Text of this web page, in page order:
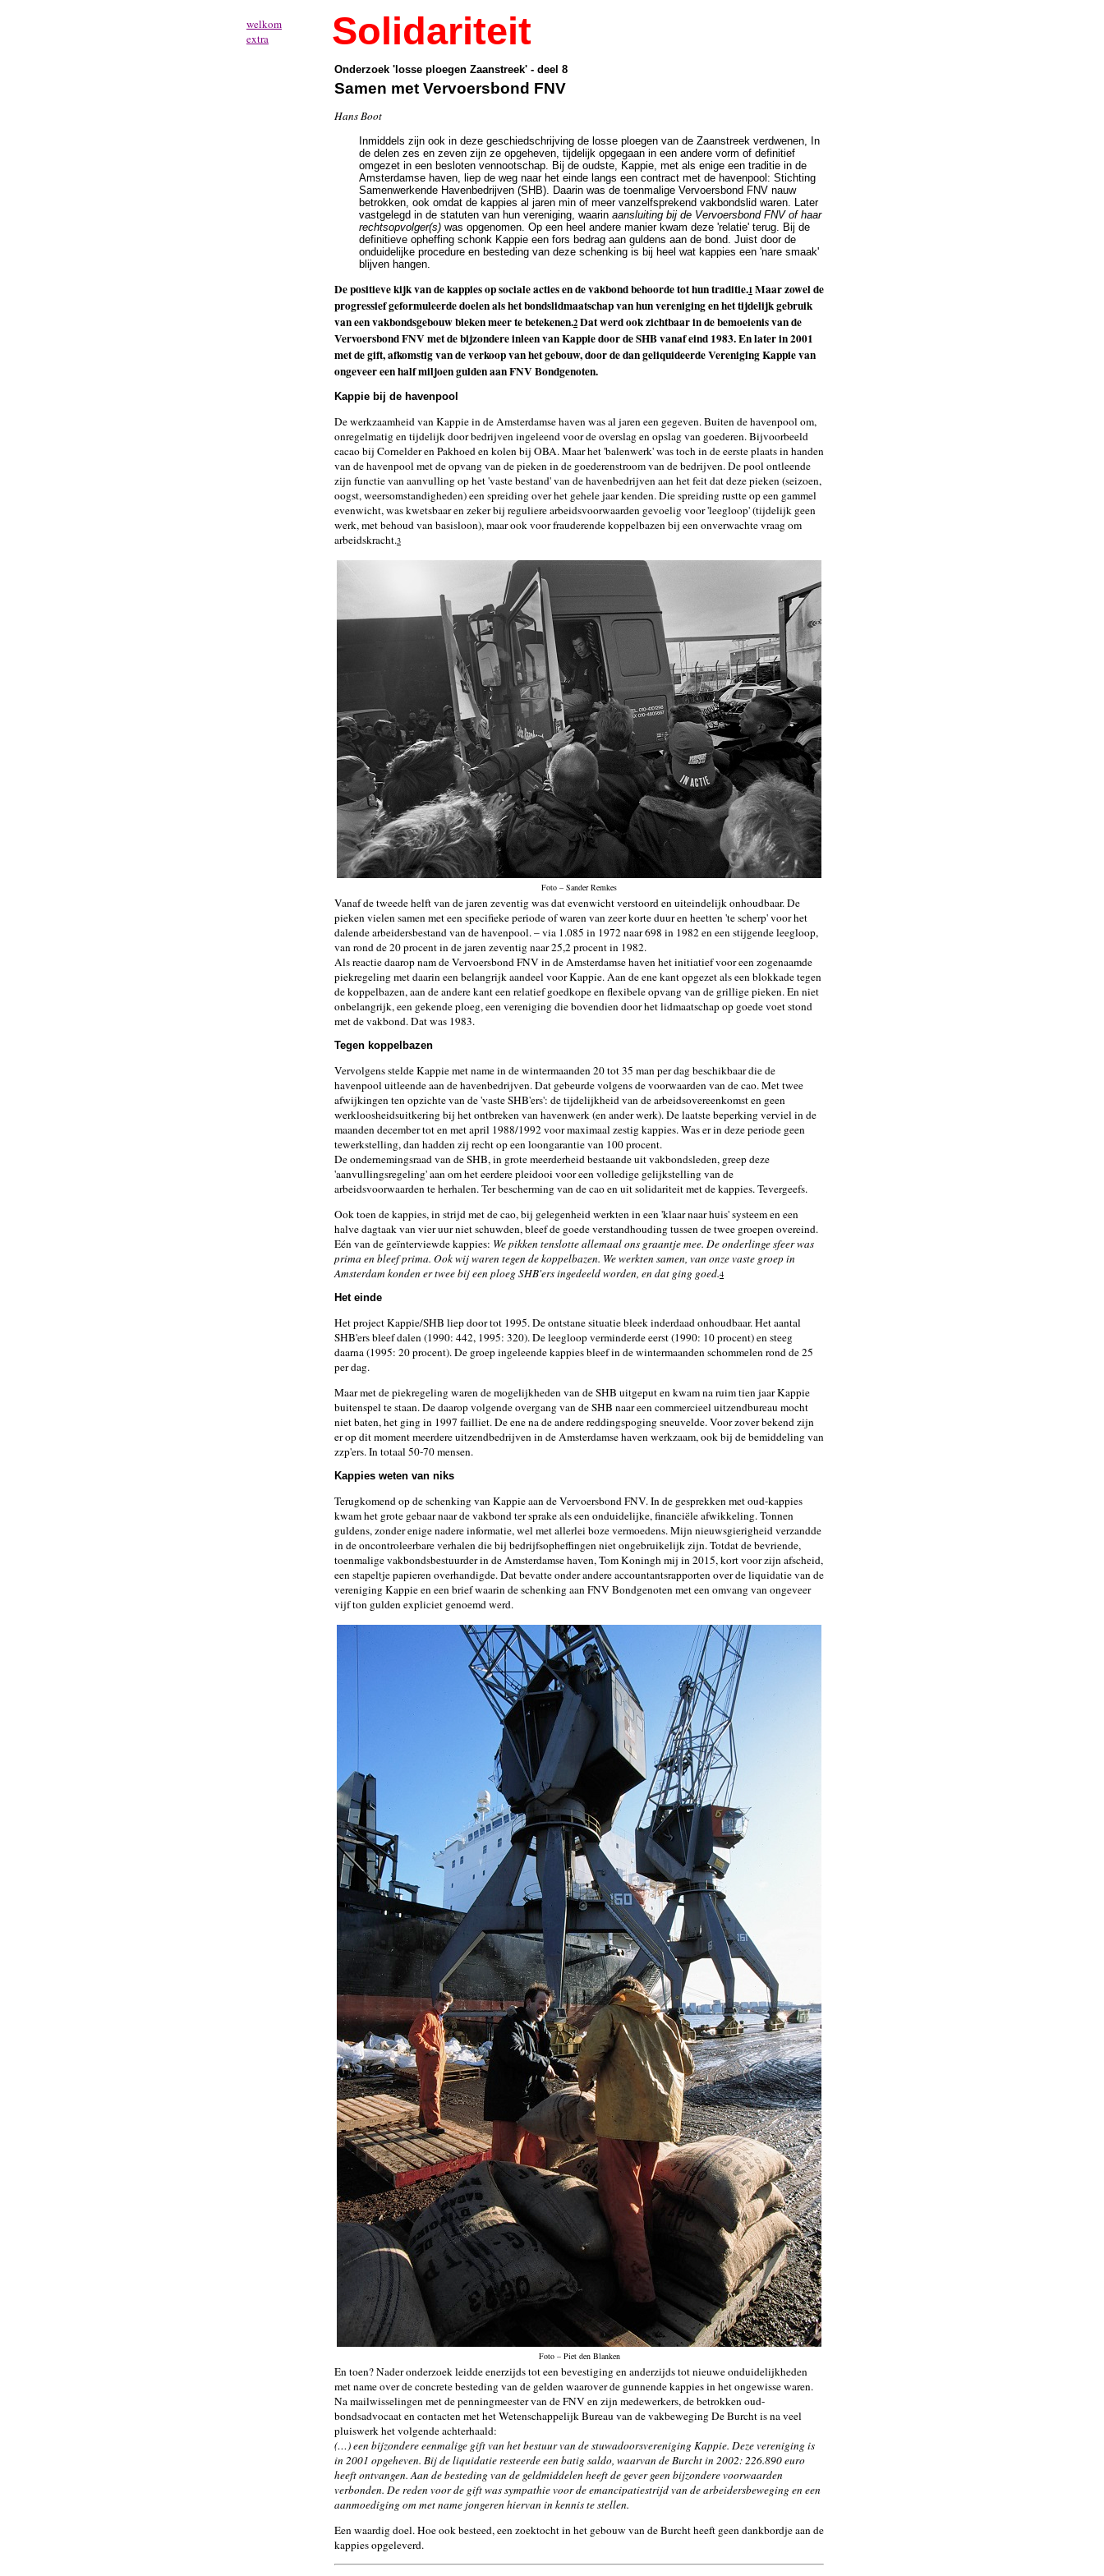
welkom
extra
Solidariteit
Onderzoek 'losse ploegen Zaanstreek' - deel 8
Samen met Vervoersbond FNV
Hans Boot
Inmiddels zijn ook in deze geschiedschrijving de losse ploegen van de Zaanstreek verdwenen, In
de delen zes en zeven zijn ze opgeheven, tijdelijk opgegaan in een andere vorm of definitief
omgezet in een besloten vennootschap. Bij de oudste, Kappie, met als enige een traditie in de
Amsterdamse haven, liep de weg naar het einde langs een contract met de havenpool: Stichting
Samenwerkende Havenbedrijven (SHB). Daarin was de toenmalige Vervoersbond FNV nauw
betrokken, ook omdat de kappies al jaren min of meer vanzelfsprekend vakbondslid waren. Later
vastgelegd in de statuten van hun vereniging, waarin aansluiting bij de Vervoersbond FNV of haar
rechtsopvolger(s) was opgenomen. Op een heel andere manier kwam deze 'relatie' terug. Bij de
definitieve opheffing schonk Kappie een fors bedrag aan guldens aan de bond. Juist door de
onduidelijke procedure en besteding van deze schenking is bij heel wat kappies een 'nare smaak'
blijven hangen.
De positieve kijk van de kappies op sociale acties en de vakbond behoorde tot hun traditie.1Maar zowel de
progressief geformuleerde doelen als het bondslidmaatschap van hun vereniging en het tijdelijk gebruik
van een vakbondsgebouw bleken meer te betekenen.2Dat werd ook zichtbaar in de bemoeienis van de
Vervoersbond FNV met de bijzondere inleen van Kappie door de SHB vanaf eind 1983. En later in 2001
met de gift, afkomstig van de verkoop van het gebouw, door de dan geliquideerde Vereniging Kappie van
ongeveer een half miljoen gulden aan FNV Bondgenoten.
Kappie bij de havenpool
De werkzaamheid van Kappie in de Amsterdamse haven was al jaren een gegeven. Buiten de havenpool om,
onregelmatig en tijdelijk door bedrijven ingeleend voor de overslag en opslag van goederen. Bijvoorbeeld
cacao bij Cornelder en Pakhoed en kolen bij OBA. Maar het 'balenwerk' was toch in de eerste plaats in handen
van de havenpool met de opvang van de pieken in de goederenstroom van de bedrijven. De pool ontleende
zijn functie van aanvulling op het 'vaste bestand' van de havenbedrijven aan het feit dat deze pieken (seizoen,
oogst, weersomstandigheden) een spreiding over het gehele jaar kenden. Die spreiding rustte op een gammel
evenwicht, was kwetsbaar en zeker bij reguliere arbeidsvoorwaarden gevoelig voor 'leegloop' (tijdelijk geen
werk, met behoud van basisloon), maar ook voor frauderende koppelbazen bij een onverwachte vraag om
arbeidskracht.3
Foto – Sander Remkes
Vanaf de tweede helft van de jaren zeventig was dat evenwicht verstoord en uiteindelijk onhoudbaar. De
pieken vielen samen met een specifieke periode of waren van zeer korte duur en heetten 'te scherp' voor het
dalende arbeidersbestand van de havenpool. – via 1.085 in 1972 naar 698 in 1982 en een stijgende leegloop,
van rond de 20 procent in de jaren zeventig naar 25,2 procent in 1982.
Als reactie daarop nam de Vervoersbond FNV in de Amsterdamse haven het initiatief voor een zogenaamde
piekregeling met daarin een belangrijk aandeel voor Kappie. Aan de ene kant opgezet als een blokkade tegen
de koppelbazen, aan de andere kant een relatief goedkope en flexibele opvang van de grillige pieken. En niet
onbelangrijk, een gekende ploeg, een vereniging die bovendien door het lidmaatschap op goede voet stond
met de vakbond. Dat was 1983.
Tegen koppelbazen
Vervolgens stelde Kappie met name in de wintermaanden 20 tot 35 man per dag beschikbaar die de
havenpool uitleende aan de havenbedrijven. Dat gebeurde volgens de voorwaarden van de cao. Met twee
afwijkingen ten opzichte van de 'vaste SHB'ers': de tijdelijkheid van de arbeidsovereenkomst en geen
werkloosheidsuitkering bij het ontbreken van havenwerk (en ander werk). De laatste beperking verviel in de
maanden december tot en met april 1988/1992 voor maximaal zestig kappies. Was er in deze periode geen
tewerkstelling, dan hadden zij recht op een loongarantie van 100 procent.
De ondernemingsraad van de SHB, in grote meerderheid bestaande uit vakbondsleden, greep deze
'aanvullingsregeling' aan om het eerdere pleidooi voor een volledige gelijkstelling van de
arbeidsvoorwaarden te herhalen. Ter bescherming van de cao en uit solidariteit met de kappies. Tevergeefs.
Ook toen de kappies, in strijd met de cao, bij gelegenheid werkten in een 'klaar naar huis' systeem en een
halve dagtaak van vier uur niet schuwden, bleef de goede verstandhouding tussen de twee groepen overeind.
Eén van de geïnterviewde kappies: We pikken tenslotte allemaal ons graantje mee. De onderlinge sfeer was
prima en bleef prima. Ook wij waren tegen de koppelbazen. We werkten samen, van onze vaste groep in
Amsterdam konden er twee bij een ploeg SHB'ers ingedeeld worden, en dat ging goed.4
Het einde
Het project Kappie/SHB liep door tot 1995. De ontstane situatie bleek inderdaad onhoudbaar. Het aantal
SHB'ers bleef dalen (1990: 442, 1995: 320). De leegloop verminderde eerst (1990: 10 procent) en steeg
daarna (1995: 20 procent). De groep ingeleende kappies bleef in de wintermaanden schommelen rond de 25
per dag.
Maar met de piekregeling waren de mogelijkheden van de SHB uitgeput en kwam na ruim tien jaar Kappie
buitenspel te staan. De daarop volgende overgang van de SHB naar een commercieel uitzendbureau mocht
niet baten, het ging in 1997 failliet. De ene na de andere reddingspoging sneuvelde. Voor zover bekend zijn
er op dit moment meerdere uitzendbedrijven in de Amsterdamse haven werkzaam, ook bij de bemiddeling van
zzp'ers. In totaal 50-70 mensen.
Kappies weten van niks
Terugkomend op de schenking van Kappie aan de Vervoersbond FNV. In de gesprekken met oud-kappies
kwam het grote gebaar naar de vakbond ter sprake als een onduidelijke, financiële afwikkeling. Tonnen
guldens, zonder enige nadere informatie, wel met allerlei boze vermoedens. Mijn nieuwsgierigheid verzandde
in de oncontroleerbare verhalen die bij bedrijfsopheffingen niet ongebruikelijk zijn. Totdat de bevriende,
toenmalige vakbondsbestuurder in de Amsterdamse haven, Tom Koningh mij in 2015, kort voor zijn afscheid,
een stapeltje papieren overhandigde. Dat bevatte onder andere accountantsrapporten over de liquidatie van de
vereniging Kappie en een brief waarin de schenking aan FNV Bondgenoten met een omvang van ongeveer
vijf ton gulden expliciet genoemd werd.
Foto – Piet den Blanken
En toen? Nader onderzoek leidde enerzijds tot een bevestiging en anderzijds tot nieuwe onduidelijkheden
met name over de concrete besteding van de gelden waarover de gunnende kappies in het ongewisse waren.
Na mailwisselingen met de penningmeester van de FNV en zijn medewerkers, de betrokken oud-
bondsadvocaat en contacten met het Wetenschappelijk Bureau van de vakbeweging De Burcht is na veel
pluiswerk het volgende achterhaald:
(…) een bijzondere eenmalige gift van het bestuur van de stuwadoorsvereniging Kappie. Deze vereniging is
in 2001 opgeheven. Bij de liquidatie resteerde een batig saldo, waarvan de Burcht in 2002: 226.890 euro
heeft ontvangen. Aan de besteding van de geldmiddelen heeft de gever geen bijzondere voorwaarden
verbonden. De reden voor de gift was sympathie voor de emancipatiestrijd van de arbeidersbeweging en een
aanmoediging om met name jongeren hiervan in kennis te stellen.
Een waardig doel. Hoe ook besteed, een zoektocht in het gebouw van de Burcht heeft geen dankbordje aan de
kappies opgeleverd.